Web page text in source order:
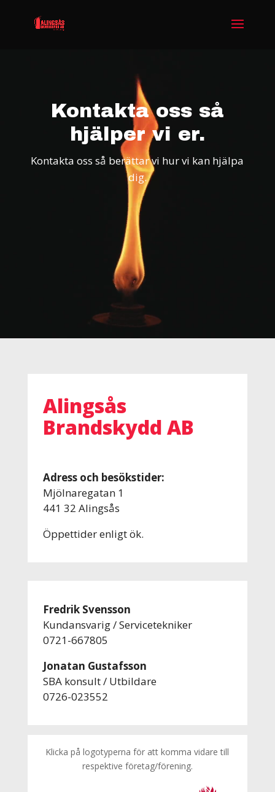
Kontakta oss så
hjälper vi er.
Kontakta oss så berättar vi hur vi kan hjälpa
dig.
Alingsås
Brandskydd AB
Adress och besökstider:
Mjölnaregatan 1
441 32 Alingsås
Öppettider enligt ök.
Fredrik Svensson
Kundansvarig / Servicetekniker
0721-667805
Jonatan Gustafsson
SBA konsult / Utbildare
0726-023552
Klicka på logotyperna för att komma vidare till
respektive företag/förening.